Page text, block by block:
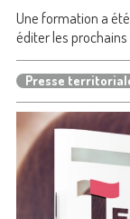
Une formation a
éditer les
Presse